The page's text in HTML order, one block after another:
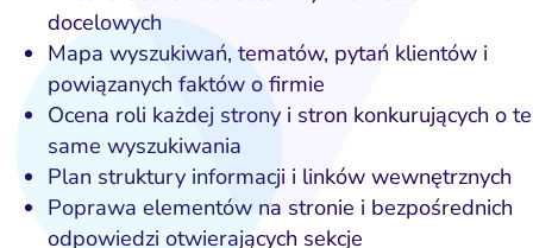
docelowych
Mapa wyszukiwań, tematów, pytań klientów i
powiązanych faktów o firmie
Ocena roli każdej strony i stron konkurujących o te
same wyszukiwania
Plan struktury informacji i linków wewnętrznych
Poprawa elementów na stronie i bezpośrednich
odpowiedzi otwierających sekcje